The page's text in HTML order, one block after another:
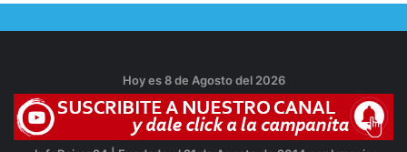
Hoy es 8 de Agosto del 2026